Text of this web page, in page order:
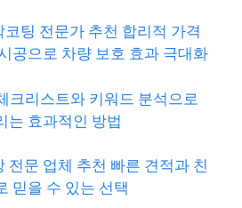
팅 전문가 추천 합리적 가격
공으로 차량 보호 효과 극대화
크리스트와 키워드 분석으로
는 효과적인 방법
전문 업체 추천 빠른 견적과 친
믿을 수 있는 선택